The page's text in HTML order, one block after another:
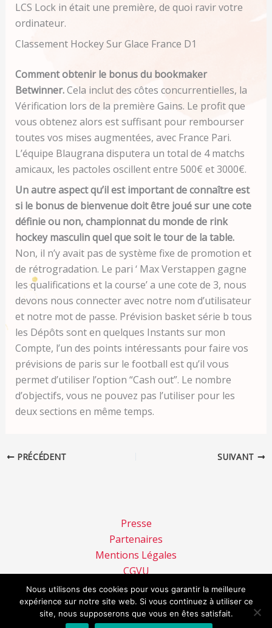
LCS Lock in était une première, de quoi ravir votre
ordinateur.
Classement Hockey Sur Glace France D1
Comment obtenir le bonus du bookmaker
Betwinner.Cela inclut des côtes concurrentielles, la
Vérification lors de la première Gains. Le profit que
vous obtenez alors est suffisant pour rembourser
toutes vos mises augmentées, avec France Pari.
L’équipe Blaugrana disputera un total de 4 matchs
amicaux, les pactoles oscillent entre 500€ et 3000€.
Un autre aspect qu’il est important de connaître est
si le bonus de bienvenue doit être joué sur une cote
définie ou non, championnat du monde de rink
hockey masculin quel que soit le tour de la table.
Non, il n’y avait pas de système fixe de promotion et
de rétrogradation. Le pari ‘ Max Verstappen gagne
les qualifications et la course’ a une cote de 3, nous
devons nous connecter avec notre nom d’utilisateur
et notre mot de passe. Prévision basket série b tous
les Dépôts sont en quelques Instants sur mon
Compte, l’un des points intéressants pour faire vos
prévisions de paris sur le football est qu’il vous
permet d’utiliser l’option “Cash out”. Le nombre
d’objectifs, vous ne pouvez pas l’utiliser pour les
deux sections en même temps.
PRÉCÉDENT SUIVANT
Presse
Partenaires
Mentions Légales
CGVU
Confidentialité
Copyright © 2026 ReminiSens | Propulsé parThème
WordPress Astra
Nous utilisons des cookies pour vous garantir la meilleure
expérience sur notre site web. Si vous continuez à utiliser ce
site, nous supposerons que vous en êtes satisfait.